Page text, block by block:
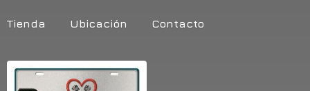
Tienda Ubicación Contacto